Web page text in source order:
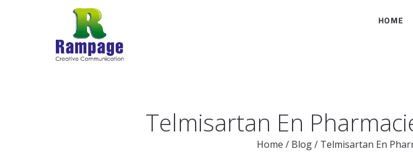
HOME
Telmisartan En
Home / Blog/ Telmisartan En